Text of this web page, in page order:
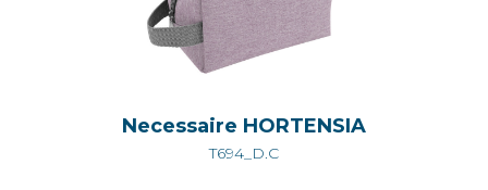
Necessaire HORTENSIA
T694_D.C